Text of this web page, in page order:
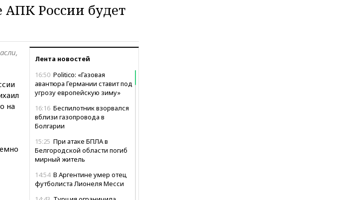
АПК России будет
Лента новостей
16:50 Politico: «Газовая
авантюра Германии ставит под
угрозу европейскую зиму»
16:16 Беспилотник взорвался
вблизи газопровода в
Болгарии
15:25 При атаке БПЛА в
Белгородской области погиб
мирный житель
14:54 В Аргентине умер отец
футболиста Лионеля Месси
на